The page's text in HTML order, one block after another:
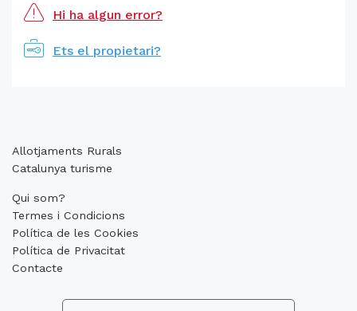
Hi ha algun error?
Ets el propietari?
Allotjaments Rurals
Catalunya turisme
Qui som?
Termes i Condicions
Política de les Cookies
Política de Privacitat
Contacte